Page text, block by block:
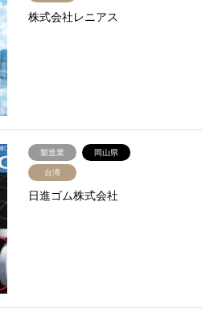
株式会社レニアス
製造業 岡山県
台湾
日進ゴム株式会社